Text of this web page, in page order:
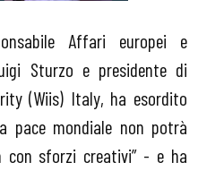
Affari europei e
Sturzo e presidente di
(Wiis) Italy, ha esordito
pace mondiale non potrà
con sforzi creativi” - e ha